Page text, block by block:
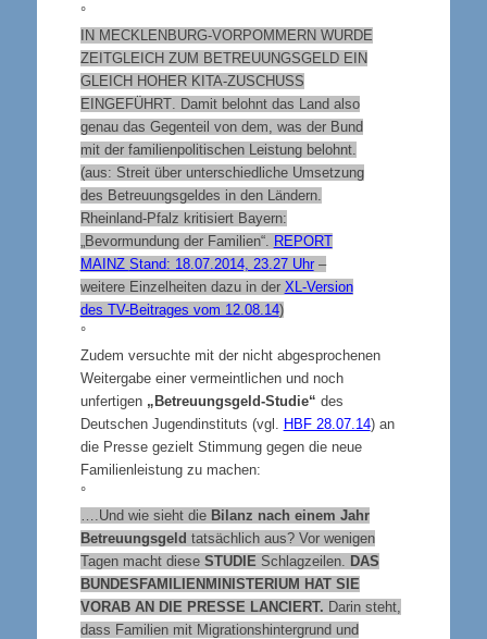
°
IN MECKLENBURG-VORPOMMERN WURDE
ZEITGLEICH ZUM BETREUUNGSGELD EIN
GLEICH HOHER KITA-ZUSCHUSS
EINGEFÜHRT. Damit belohnt das Land also
genau das Gegenteil von dem, was der Bund
mit der familienpolitischen Leistung belohnt.
(aus: Streit über unterschiedliche Umsetzung
des Betreuungsgeldes in den Ländern.
Rheinland-Pfalz kritisiert Bayern:
„Bevormundung der Familien“. REPORT
MAINZ Stand: 18.07.2014, 23.27 Uhr–
weitere Einzelheiten dazu in der XL-Version
des TV-Beitrages vom 12.08.14)
°
Zudem versuchte mit der nicht abgesprochenen
Weitergabe einer vermeintlichen und noch
unfertigen „Betreuungsgeld-Studie“ des
Deutschen Jugendinstituts (vgl. HBF 28.07.14) an
die Presse gezielt Stimmung gegen die neue
Familienleistung zu machen:
°
….Und wie sieht die Bilanz nach einem Jahr
Betreuungsgeld tatsächlich aus? Vor wenigen
Tagen macht diese STUDIE Schlagzeilen. DAS
BUNDESFAMILIENMINISTERIUM HAT SIE
VORAB AN DIE PRESSE LANCIERT. Darin steht,
dass Familien mit Migrationshintergrund und